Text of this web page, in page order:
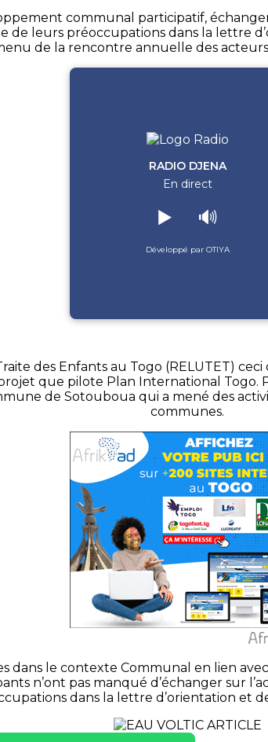
communal participatif,
de leurs préoccupations dans la lettre
de la rencontre annuelle des
RADIO DJENA
En direct
▶️ 🔊
Développé par OTIYA
des Enfants au Togo (RELUTET)
que pilote Plan International
de Sotouboua qui a mené des
communes.
dans le contexte Communal en lien
n’ont pas manqué d’échanger sur
dans la lettre d’orientation et